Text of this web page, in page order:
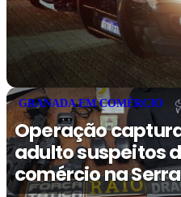
GRANADA EM COMÉRCIO
Operação
adulto suspeitos
comércio na